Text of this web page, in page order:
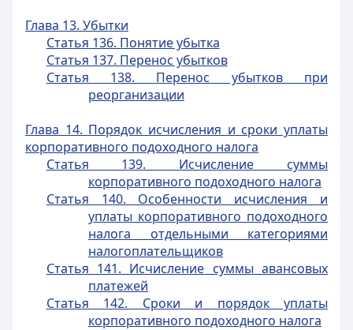
Глава 13. Убытки
Статья 136. Понятие убытка
Статья 137. Перенос убытков
Статья 138. Перенос убытков при
реорганизации
Глава 14. Порядок исчисления и сроки уплаты
корпоративного подоходного налога
Статья 139. Исчисление суммы
корпоративного подоходного налога
Статья 140. Особенности исчисления и
уплаты корпоративного подоходного
налога отдельными категориями
налогоплательщиков
Статья 141. Исчисление суммы авансовых
платежей
Статья 142. Сроки и порядок уплаты
корпоративного подоходного налога